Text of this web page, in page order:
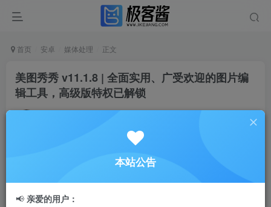
首页 安卓 媒体处理 正文
美图秀秀 v11.1.8 | 全面实用、广受欢迎的图片编
辑工具，高级版特权已解锁
私信
是一款广受欢迎的图像编辑神器，具备多种强大功
能，满足多样化的修图与拍摄需求。无论是魔法效果照片、
私密相册，还是便捷的美图日志，它都能轻松帮你实现专业
本站公告
📢 亲爱的用户：